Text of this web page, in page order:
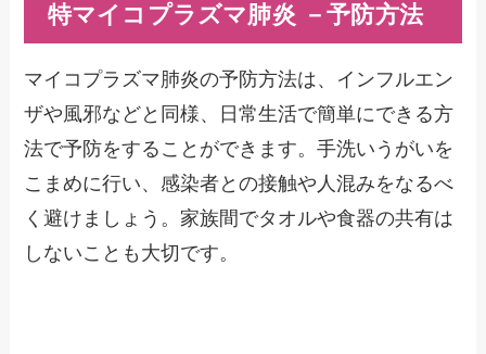
特マイコプラズマ肺炎 －予防方法
マイコプラズマ肺炎の予防方法は、インフルエン
ザや風邪などと同様、日常生活で簡単にできる方
法で予防をすることができます。手洗いうがいを
こまめに行い、感染者との接触や人混みをなるべ
く避けましょう。家族間でタオルや食器の共有は
しないことも大切です。